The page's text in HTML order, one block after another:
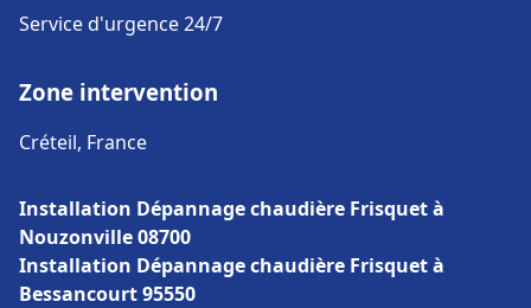
Service d'urgence 24/7
Zone intervention
Créteil, France
Installation Dépannage chaudière Frisquet à
Nouzonville 08700
Installation Dépannage chaudière Frisquet à
Bessancourt 95550